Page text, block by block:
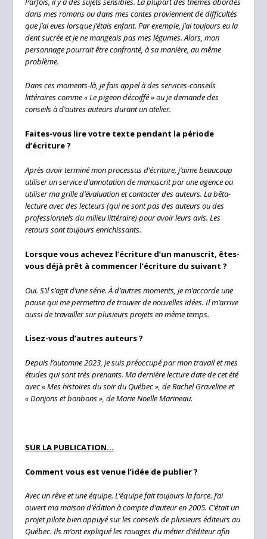
dans mes romans ou dans mes contes proviennent de difficultés
que j’ai eues lorsque j’étais enfant. Par exemple, j’ai toujours eu la
dent sucrée et je ne mangeais pas mes légumes. Alors, mon
personnage pourrait être confronté, à sa manière, au même
problème.
Dans ces moments-là, je fais appel à des services-conseils
littéraires comme « Le pigeon décoiffé » ou je demande des
conseils à d’autres auteurs durant un atelier.
Faites-vous lire votre texte pendant la période
d’écriture ?
Après avoir terminé mon processus d’écriture, j’aime beaucoup
utiliser un service d’annotation de manuscrit par une agence ou
utiliser ma grille d’évaluation et contacter des auteurs. La bêta-
lecture avec des lecteurs (qui ne sont pas des auteurs ou des
professionnels du milieu littéraire) pour avoir leurs avis. Les
retours sont toujours enrichissants.
Lorsque vous achevez l’écriture d’un manuscrit, êtes-
vous déjà prêt à commencer l’écriture du suivant ?
Oui. S’il s’agit d’une série. À d’autres moments, je m’accorde une
pause qui me permettra de trouver de nouvelles idées. Il m’arrive
aussi de travailler sur plusieurs projets en même temps.
Lisez-vous d’autres auteurs ?
Depuis l’automne 2023, je suis préoccupé par mon travail et mes
études qui sont très prenants. Ma dernière lecture date de cet été
avec « Mes histoires du soir du Québec », de Rachel Graveline et
« Donjons et bonbons », de Marie Noelle Marineau.
SUR LA PUBLICATION…
Comment vous est venue l’idée de publier ?
Avec un rêve et une équipe. L’équipe fait toujours la force. J’ai
ouvert ma maison d’édition à compte d’auteur en 2005. C’était un
projet pilote bien appuyé sur les conseils de plusieurs éditeurs au
Québec. Ils m’ont expliqué les rouages du métier d’éditeur afin